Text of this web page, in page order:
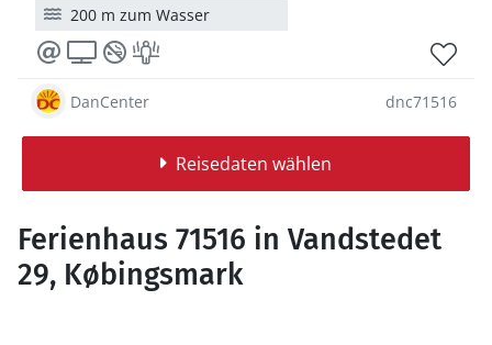
200 m zum Wasser
DanCenter dnc71516
Reisedaten wählen
Ferienhaus 71516 in Vandstedet
29, Købingsmark